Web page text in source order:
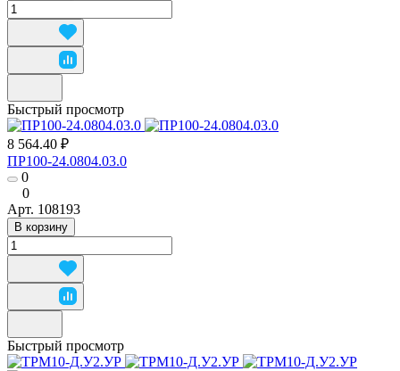
Быстрый просмотр
8 564.40 ₽
ПР100-24.0804.03.0
0
0
Арт. 108193
В корзину
Быстрый просмотр